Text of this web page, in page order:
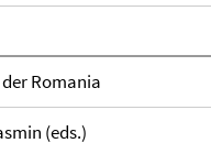
Romania
(eds.)